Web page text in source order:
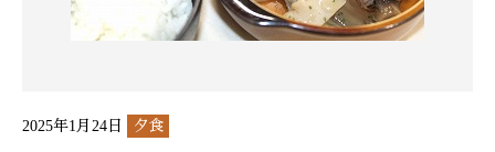
2025年1月24日 夕食